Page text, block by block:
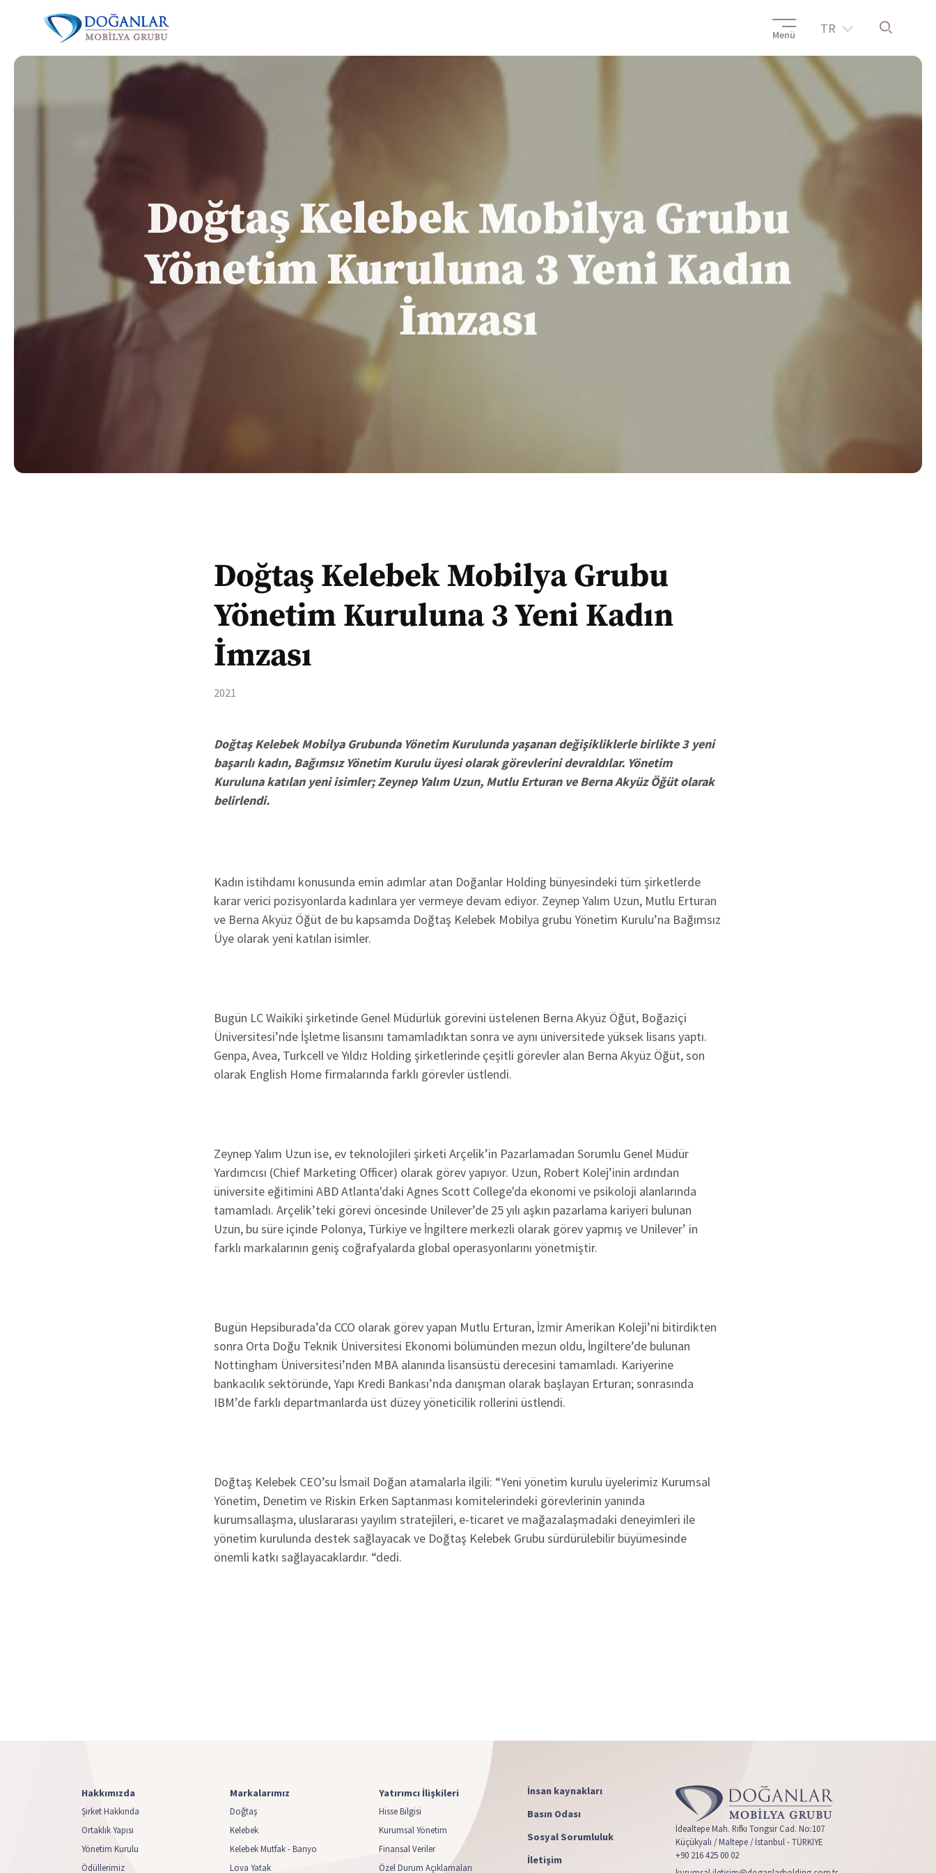
Menü TR
Doğtaş Kelebek Mobilya Grubu
Yönetim Kuruluna 3 Yeni Kadın
İmzası
Doğtaş Kelebek Mobilya Grubu
Yönetim Kuruluna 3 Yeni Kadın
İmzası
2021
Doğtaş Kelebek Mobilya Grubunda Yönetim Kurulunda yaşanan değişikliklerle birlikte 3 yeni
başarılı kadın, Bağımsız Yönetim Kurulu üyesi olarak görevlerini devraldılar. Yönetim
Kuruluna katılan yeni isimler; Zeynep Yalım Uzun, Mutlu Erturan ve Berna Akyüz Öğüt olarak
belirlendi.
Kadın istihdamı konusunda emin adımlar atan Doğanlar Holding bünyesindeki tüm şirketlerde
karar verici pozisyonlarda kadınlara yer vermeye devam ediyor. Zeynep Yalım Uzun, Mutlu Erturan
ve Berna Akyüz Öğüt de bu kapsamda Doğtaş Kelebek Mobilya grubu Yönetim Kurulu’na Bağımsız
Üye olarak yeni katılan isimler.
Bugün LC Waikiki şirketinde Genel Müdürlük görevini üstelenen Berna Akyüz Öğüt, Boğaziçi
Üniversitesi’nde İşletme lisansını tamamladıktan sonra ve aynı üniversitede yüksek lisans yaptı.
Genpa, Avea, Turkcell ve Yıldız Holding şirketlerinde çeşitli görevler alan Berna Akyüz Öğüt, son
olarak English Home firmalarında farklı görevler üstlendi.
Zeynep Yalım Uzun ise, ev teknolojileri şirketi Arçelik’in Pazarlamadan Sorumlu Genel Müdür
Yardımcısı (Chief Marketing Officer) olarak görev yapıyor. Uzun, Robert Kolej’inin ardından
üniversite eğitimini ABD Atlanta'daki Agnes Scott College'da ekonomi ve psikoloji alanlarında
tamamladı. Arçelik’teki görevi öncesinde Unilever’de 25 yılı aşkın pazarlama kariyeri bulunan
Uzun, bu süre içinde Polonya, Türkiye ve İngiltere merkezli olarak görev yapmış ve Unilever’ in
farklı markalarının geniş coğrafyalarda global operasyonlarını yönetmiştir.
Bugün Hepsiburada’da CCO olarak görev yapan Mutlu Erturan, İzmir Amerikan Koleji’ni bitirdikten
sonra Orta Doğu Teknik Üniversitesi Ekonomi bölümünden mezun oldu, İngiltere’de bulunan
Nottingham Üniversitesi’nden MBA alanında lisansüstü derecesini tamamladı. Kariyerine
bankacılık sektöründe, Yapı Kredi Bankası’nda danışman olarak başlayan Erturan; sonrasında
IBM’de farklı departmanlarda üst düzey yöneticilik rollerini üstlendi.
Doğtaş Kelebek CEO’su İsmail Doğan atamalarla ilgili: “Yeni yönetim kurulu üyelerimiz Kurumsal
Yönetim, Denetim ve Riskin Erken Saptanması komitelerindeki görevlerinin yanında
kurumsallaşma, uluslararası yayılım stratejileri, e-ticaret ve mağazalaşmadaki deneyimleri ile
yönetim kurulunda destek sağlayacak ve Doğtaş Kelebek Grubu sürdürülebilir büyümesinde
önemli katkı sağlayacaklardır. “dedi.
Hakkımızda
Şirket Hakkında
Ortaklık Yapısı
Yönetim Kurulu
Ödüllerimiz
Markalarımız
Doğtaş
Kelebek
Kelebek Mutfak - Banyo
Lova Yatak
Yatırımcı İlişkileri
Hisse Bilgisi
Kurumsal Yönetim
Finansal Veriler
Özel Durum Açıklamaları
İnsan kaynakları
Basın Odası
Sosyal Sorumluluk
İletişim
İdealtepe Mah. Rıfkı Tongsir Cad. No:107
Küçükyalı / Maltepe / İstanbul - TÜRKİYE
+90 216 425 00 02